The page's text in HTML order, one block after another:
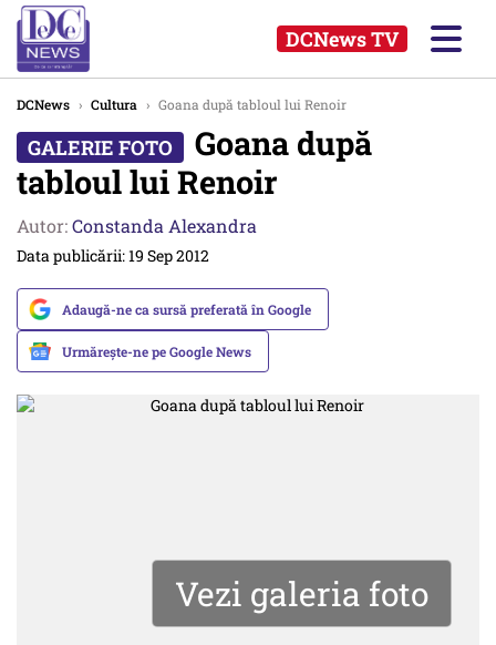
DCNews TV
DCNews › Cultura › Goana după tabloul lui Renoir
Goana după
tabloul lui Renoir
Autor:Constanda Alexandra
Data publicării: 19 Sep 2012
Adaugă-ne ca sursă preferată în Google
Urmărește-ne pe Google News
Vezi galeria foto